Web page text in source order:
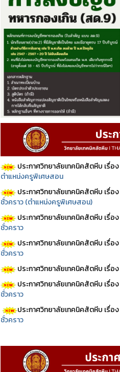
ประกาศวิทยาลัยเทคนิคสัตหีบ เรื่อง
ตำแหน่งครูพิเศษสอน
ประกาศวิทยาลัยเทคนิคสัตหีบ เรื่อง
ชั่วคราว (ตำแหน่งครูพิเศษสอน)
ประกาศวิทยาลัยเทคนิคสัตหีบ เรื่อง
ชั่วคราว
ประกาศวิทยาลัยเทคนิคสัตหีบ เรื่อง
ชั่วคราว
ประกาศวิทยาลัยเทคนิคสัตหีบ เรื่อง
ประกาศวิทยาลัยเทคนิคสัตหีบ เรื่อง
ชั่วคราว
ประกาศวิทยาลัยเทคนิคสัตหีบ เรื่อง
ชั่วคราว